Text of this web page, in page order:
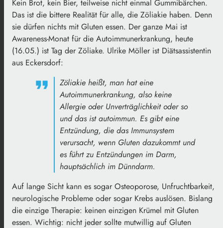
Kein Brot, kein Bier, teilweise nicht einmal Gummibärchen.
Das ist die bittere Realität für alle, die Zöliakie haben. Denn
sie dürfen nichts mit Gluten essen. Der ganze Mai ist
Awareness-Monat für die Autoimmunerkrankung, heute
(16.05.) ist Tag der Zöliake. Ulrike Möller ist Diätsassistentin
aus Eckersdorf:
Zöliakie heißt, man hat eine
Autoimmunerkrankung, also keine
Allergie oder Unverträglichkeit oder so
und das ist autoimmun. Es gibt eine
Entzündung, die das Immunsystem
verursacht, wenn Gluten dazukommt und
es führt zu Entzündungen im Darm,
hauptsächlich im Dünndarm.
Auf lange Sicht kann es sogar Osteoporose, Unfruchtbarkeit,
neurologische Probleme oder sogar Krebs auslösen. Bislang
die einzige Therapie: keinen einzigen Krümel mit Gluten
essen. Wichtig: nicht jeder sollte mutwillig auf Gluten